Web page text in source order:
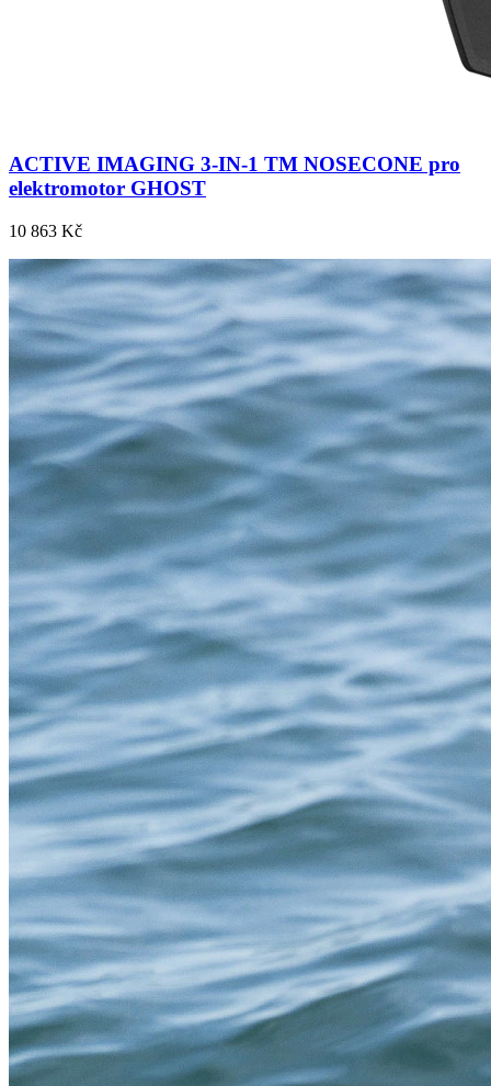
ACTIVE IMAGING 3-IN-1 TM NOSECONE pro
elektromotor GHOST
10 863 Kč